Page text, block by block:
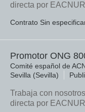
directa por
Contrato Sin
Promotor ONG
Comité español de
Sevilla (Sevilla)
Trabaja con
directa por